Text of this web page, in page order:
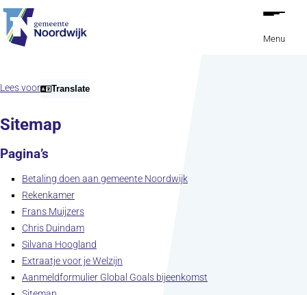
Ga naar de inhoud
Menu
Lees voor Translate
Sitemap
Pagina’s
Betaling doen aan gemeente Noordwijk
Rekenkamer
Frans Muijzers
Chris Duindam
Silvana Hoogland
Extraatje voor je Welzijn
Aanmeldformulier Global Goals bijeenkomst